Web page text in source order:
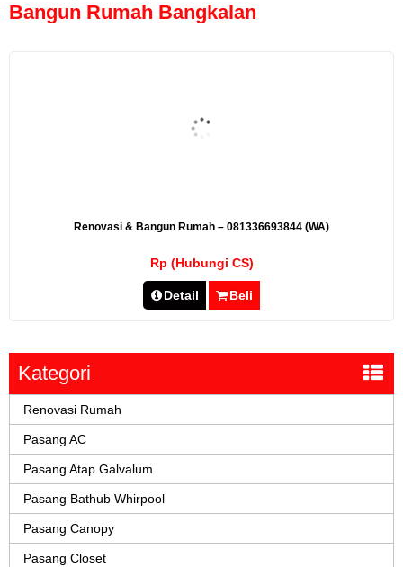
Bangun Rumah Bangkalan
Renovasi & Bangun Rumah – 081336693844 (WA)
Rp (Hubungi CS)
Detail Beli
Kategori
Renovasi Rumah
Pasang AC
Pasang Atap Galvalum
Pasang Bathub Whirpool
Pasang Canopy
Pasang Closet